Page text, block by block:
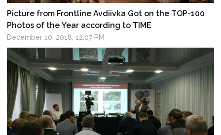
Picture from Frontline Avdiivka Got on the TOP-100
Photos of the Year according to TIME
December 10, 2018, 12:07 PM